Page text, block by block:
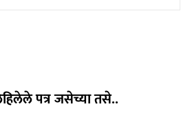
पत्र जसेच्या तसे..